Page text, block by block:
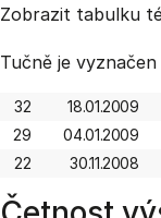
Zobrazit tabulku
Tučně je
32 18.01.2009
29
04.01.2009
22
30.11.2008